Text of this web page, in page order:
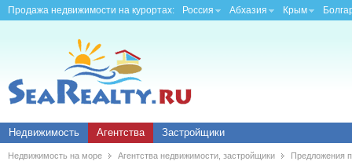
Продажа недвижимости на курортах: Россия Абхазия Крым
Недвижимость Агентства Застройщики
Недвижимость на море Агентства недвижимости, застройщики Предложения